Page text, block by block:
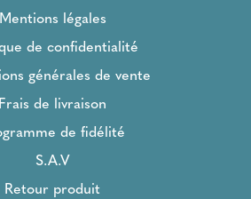
Mentions légales
de confidentialité
générales de vente
Frais de livraison
de fidélité
S.A.V
Retour produit